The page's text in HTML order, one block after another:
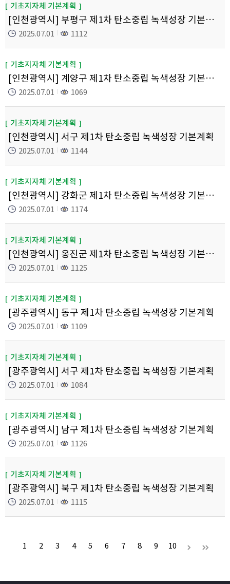
기초지자체 기본계획
[인천광역시] 부평구 제1차 탄소중립 녹색성장 기본계획
2025.07.01 1112
기초지자체 기본계획
[인천광역시] 계양구 제1차 탄소중립 녹색성장 기본계획
2025.07.01 1069
기초지자체 기본계획
[인천광역시] 서구 제1차 탄소중립 녹색성장 기본계획
2025.07.01 1144
기초지자체 기본계획
[인천광역시] 강화군 제1차 탄소중립 녹색성장 기본계획
2025.07.01 1174
기초지자체 기본계획
[인천광역시] 옹진군 제1차 탄소중립 녹색성장 기본계획
2025.07.01 1125
기초지자체 기본계획
[광주광역시] 동구 제1차 탄소중립 녹색성장 기본계획
2025.07.01 1109
기초지자체 기본계획
[광주광역시] 서구 제1차 탄소중립 녹색성장 기본계획
2025.07.01 1084
기초지자체 기본계획
[광주광역시] 남구 제1차 탄소중립 녹색성장 기본계획
2025.07.01 1126
기초지자체 기본계획
[광주광역시] 북구 제1차 탄소중립 녹색성장 기본계획
2025.07.01 1115
1 2 3 4 5 6 7 8 9 10